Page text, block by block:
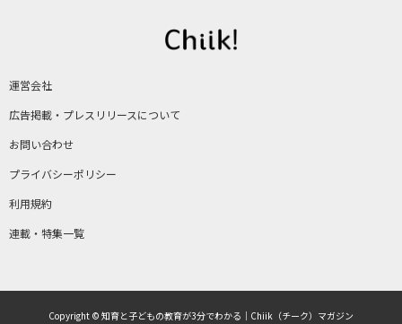
運営会社
広告掲載・プレスリリースについて
お問い合わせ
プライバシーポリシー
利用規約
連載・特集一覧
Copyright © 知育と子どもの教育が3分でわかる｜Chiik（チーク）マガジン